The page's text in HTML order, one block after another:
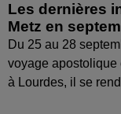
Les dernières
Metz en
Du 25 au 28
voyage apostolique
à Lourdes, il se